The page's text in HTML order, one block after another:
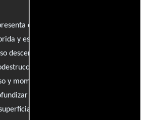
como una experiencia
y escabrosa, que intenta
descenso de personalidades
Sin embargo, a pesar de
y momentos de patetismo crudo, la
en sus personajes,
La actuación de Culkin,